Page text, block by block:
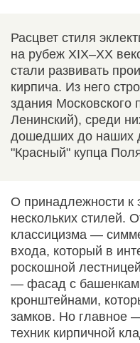
Расцвет стиля
на рубеж XIX–XX
стали развивать
кирпича. Из него
здания Московского
Ленинский), среди
дошедших до наших
"Красный" купца
О принадлежности к
нескольких стилей.
классицизма —
входа, который в
роскошной
— фасад с
кронштейнами,
замков. Но главное
техник кирпичной